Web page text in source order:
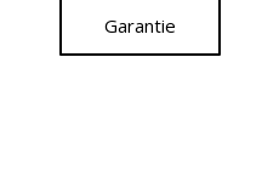
Garantie